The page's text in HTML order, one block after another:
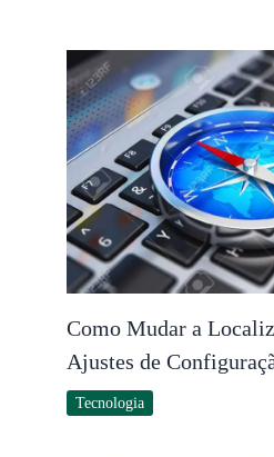
Como Mudar a
Ajustes de
Tecnologia